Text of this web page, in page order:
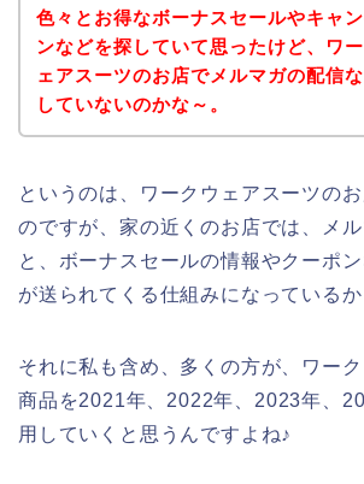
色々とお得なボーナスセールやキャ
ンなどを探していて思ったけど、ワ
ェアスーツのお店でメルマガの配信
していないのかな～。
というのは、ワークウェアスーツの
のですが、家の近くのお店では、メ
と、ボーナスセールの情報やクーポ
が送られてくる仕組みになっているか
それに私も含め、多くの方が、ワー
商品を2021年、2022年、2023年、
用していくと思うんですよね♪